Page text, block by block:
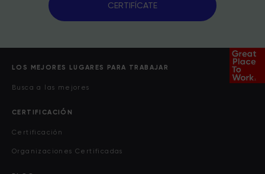
CERTIFÍCATE
LOS MEJORES LUGARES PARA TRABAJAR
Busca a las mejores
CERTIFICACIÓN
Certificación
Organizaciones Certificadas